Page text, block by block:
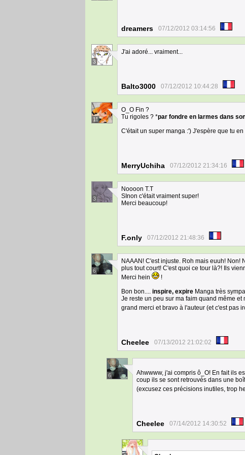
dreamers 07/12/2012 03:14:56
3
J'ai adoré... vraiment...
Balto3000 07/12/2012 10:44:28
11
O_O Fin ?
Tu rigoles ? *par fondre en larmes dans
C'était un super manga :') J'espère que tu
MerryUchiha 07/12/2012 21:34:16
3
Noooon T.T
SInon c'était vraiment super!
Merci beaucoup!
F.only 07/12/2012 21:48:36
6
NAAAN! C'est injuste. Roh mais euuh! Non!
plus tout court! C'est quoi ce tour là?! Ils
Merci hein
!
Bon bon.... inspire, expire Manga très
Je reste un peu sur ma faim quand même
grand merci et bravo à l'auteur (et c'est pas
Cheelee 07/13/2012 21:02:02
6
Ahwwww, j'ai compris ô_O! En fait ils
coup ils se sont retrouvés dans une
(excusez ces précisions inutiles, trop
Cheelee 07/14/2012 14:30:52